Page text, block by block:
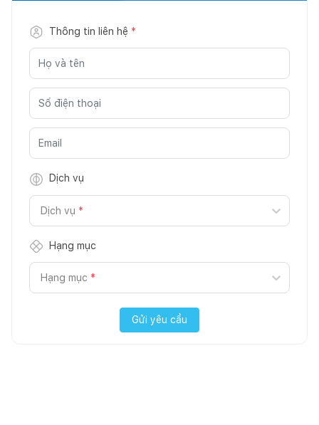
Thông tin liên hệ *
Dịch vụ
Dịch vụ *
Hạng mục
Hạng mục *
Gửi yêu cầu